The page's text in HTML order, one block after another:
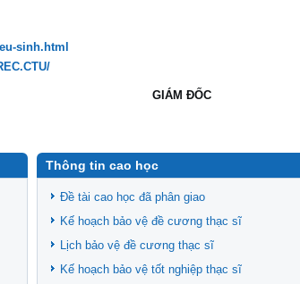
sinh.html
GIÁM ĐỐC
Thông tin cao học
Đề tài cao học đã phân giao
Kế hoạch bảo vệ đề cương thạc sĩ
Lịch bảo vệ đề cương thạc sĩ
Kế hoạch bảo vệ tốt nghiệp thạc sĩ